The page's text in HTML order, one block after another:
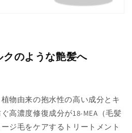
クのような艶髪へ
物由来の抱水性の高い成分とキ
高濃度修復成分が18-MEA（毛髪
ジ毛をケアするトリートメント